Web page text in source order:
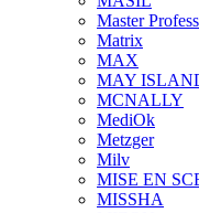
Master
Matrix
MAX
MAY
MCNALLY
MediOk
Metzger
Milv
MISE EN
MISSHA